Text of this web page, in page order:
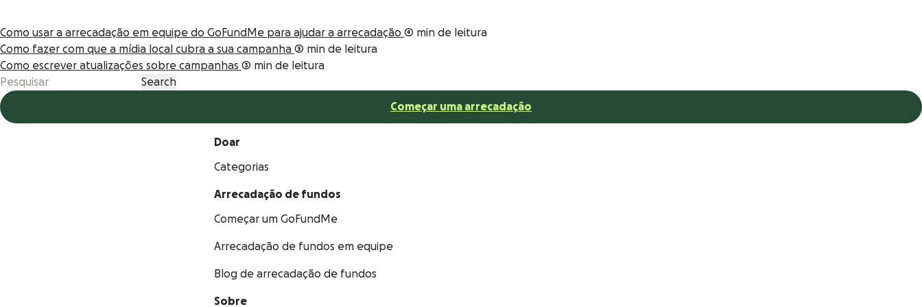
Como usar a arrecadação em equipe do GoFundMe para ajudar a arrecadação 4 min de leitura
Como fazer com que a mídia local cubra a sua campanha 5 min de leitura
Como escrever atualizações sobre campanhas 3 min de leitura
Começar uma arrecadação
Doar
Categorias
Arrecadação de fundos
Começar um GoFundMe
Arrecadação de fundos em equipe
Blog de arrecadação de fundos
Sobre